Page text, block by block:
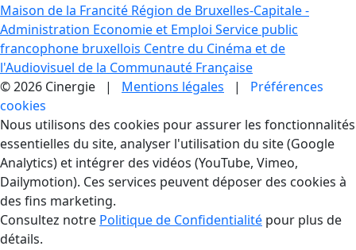
Maison de la Francité Région de Bruxelles-Capitale -
Administration Economie et Emploi Service public
francophone bruxellois Centre du Cinéma et de
l'Audiovisuel de la Communauté Française
© 2026 Cinergie | Mentions légales | Préférences
cookies
Gestion des Cookies
Nous utilisons des cookies pour assurer les fonctionnalités
essentielles du site, analyser l'utilisation du site (Google
Analytics) et intégrer des vidéos (YouTube, Vimeo,
Dailymotion). Ces services peuvent déposer des cookies à
des fins marketing.
Consultez notre Politique de Confidentialité pour plus de
détails.